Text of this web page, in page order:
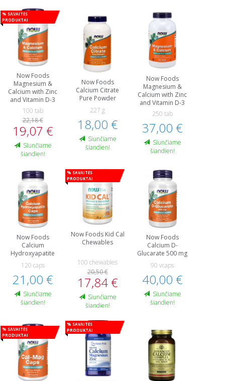
% Savaitės
produktai
Now Foods
Magnesium &
Calcium with Zinc
and Vitamin D-3
100 tab
22,18 €
19,07 €
Siunčiame
šiandien!
Now Foods
Calcium Citrate
Pure Powder
227 g
18,00 €
Siunčiame
šiandien!
Now Foods
Magnesium &
Calcium with Zinc
and Vitamin D-3
250 tab
37,00 €
Siunčiame
šiandien!
Now Foods
Calcium
Hydroxyapatite
120 caps
21,00 €
Siunčiame
šiandien!
% Savaitės
produktai
Now Foods Kid Cal
Chewables
100 chewables
20,50 €
17,84 €
Siunčiame
šiandien!
Now Foods
Calcium D-
Glucarate 500 mg
90 vcaps
40,00 €
Siunčiame
šiandien!
% Savaitės
produktai
% Savaitės
produktai